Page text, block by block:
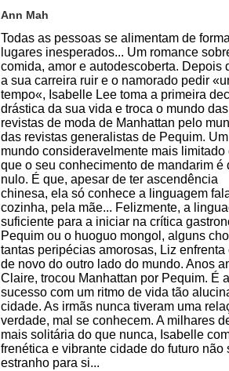
Ann Mah
Todas as pessoas se alimentam de
lugares inesperados... Um romance
comida, amor e autodescoberta. Depois
a sua carreira ruir e o namorado pedir
tempo«, Isabelle Lee toma a primeira
drástica da sua vida e troca o mundo das
revistas de moda de Manhattan pelo
das revistas generalistas de Pequim. Um
mundo consideravelmente mais limitado
que o seu conhecimento de mandarim é
nulo. É que, apesar de ter ascendência
chinesa, ela só conhece a linguagem
cozinha, pela mãe... Felizmente, a
suficiente para a iniciar na crítica
Pequim ou o huoguo mongol, alguns
tantas peripécias amorosas, Liz
de novo do outro lado do mundo. Anos
Claire, trocou Manhattan por Pequim. É
sucesso com um ritmo de vida tão
cidade. As irmãs nunca tiveram uma
verdade, mal se conhecem. A milhares
mais solitária do que nunca, Isabelle
frenética e vibrante cidade do futuro
estranho para si...